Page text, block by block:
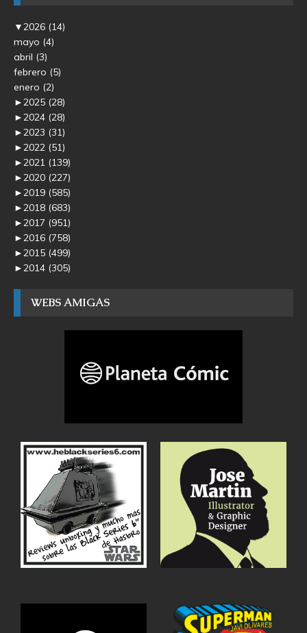
▼2026 (14)
mayo (4)
abril (3)
febrero (5)
enero (2)
►2025 (28)
►2024 (28)
►2023 (31)
►2022 (51)
►2021 (139)
►2020 (227)
►2019 (585)
►2018 (683)
►2017 (951)
►2016 (758)
►2015 (499)
►2014 (305)
WEBS AMIGAS